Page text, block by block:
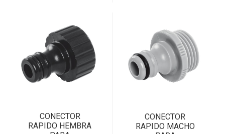
CONECTOR
RAPIDO HEMBRA
CONECTOR
RAPIDO MACHO